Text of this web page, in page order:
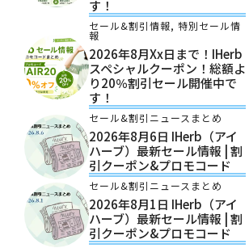
す！
セール&割引情報, 特別セール情
報
2026年8月xx日まで！iHerb
スペシャルクーポン！総額よ
り20％割引セール開催中で
す！
セール&割引ニュースまとめ
2026年8月6日 IHerb（アイ
ハーブ）最新セール情報 | 割
引クーポン&プロモコード
セール&割引ニュースまとめ
2026年8月1日 IHerb（アイ
ハーブ）最新セール情報 | 割
引クーポン&プロモコード